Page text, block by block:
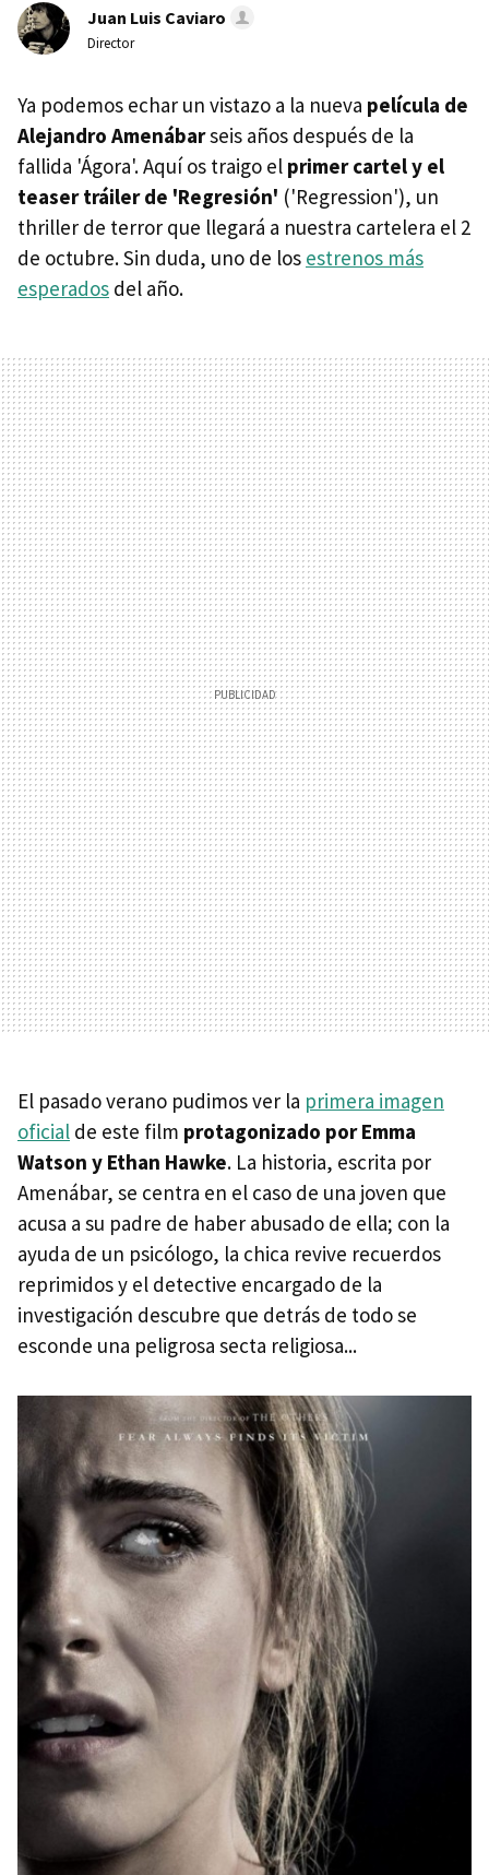
Juan Luis Caviaro
Director
Ya podemos echar un vistazo a la nueva película de
Alejandro Amenábarseis años después de la
fallida 'Ágora'. Aquí os traigo el primer cartel y el
teaser tráiler de 'Regresión' ('Regression'), un
thriller de terror que llegará a nuestra cartelera el 2
de octubre. Sin duda, uno de los estrenos más
esperados del año.
El pasado verano pudimos ver la primera imagen
oficial de este film protagonizado por Emma
Watson y Ethan Hawke. La historia, escrita por
Amenábar, se centra en el caso de una joven que
acusa a su padre de haber abusado de ella; con la
ayuda de un psicólogo, la chica revive recuerdos
reprimidos y el detective encargado de la
investigación descubre que detrás de todo se
esconde una peligrosa secta religiosa...